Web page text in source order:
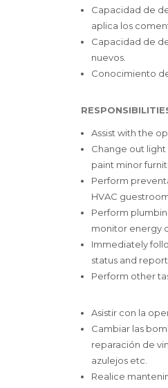
Capacidad de
aplica los
Capacidad de
nuevos.
Conocimiento
Assist with the
Change out
paint minor
Perform
HVAC
Perform
monitor energy
Immediately
status and
Perform other
Asistir con la
Cambiar las
reparación de
azulejos etc.
Realice